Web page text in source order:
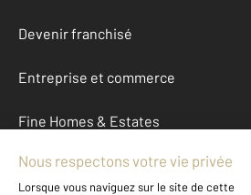
Devenir franchisé
Entreprise et commerce
Fine Homes & Estates
À propos